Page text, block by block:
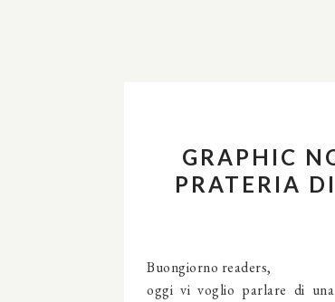
GRAPHIC
PRATERIA
Buongiorno readers,
oggi vi voglio parlare di